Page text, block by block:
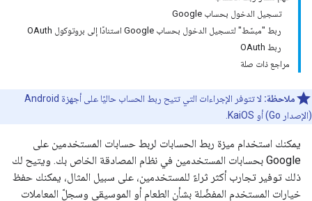
تسجيل الدخول بحساب Google
ربط "مبسّط" لتسجيل الدخول بحساب Google استنادًا إلى بروتوكول OAuth
ربط OAuth
مراجع ذات صلة
ملاحظة:
لا تتوفر الإجراءات التي تتيح ربط الحساب حاليًا على أجهزة Android
(الإصدار Go) أو KaiOS.
يمكنك استخدام ميزة ربط الحسابات لربط حسابات المستخدمين على
Google بحسابات المستخدمين في نظام المصادقة الخاص بك. ويتيح لك
ذلك توفير تجارب أكثر ثراءً للمستخدمين، على سبيل المثال، يمكنك حفظ
خيارات المستخدم المفضّلة بشأن الطعام أو الموسيقى وسجلّ المعاملات